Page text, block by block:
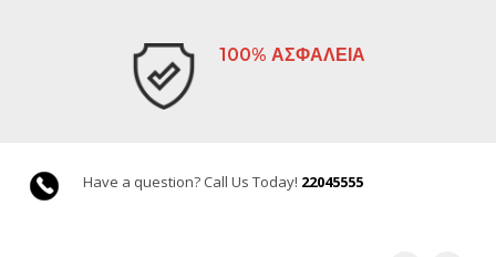
100% ΑΣΦΑΛΕΙΑ
Have a question? Call Us Today! 22045555